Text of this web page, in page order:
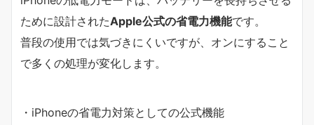
ために設計されたApple公式の省電力機能です。
普段の使用では気づきにくいですが、オンにすること
で多くの処理が変化します。
・iPhoneの省電力対策としての公式機能